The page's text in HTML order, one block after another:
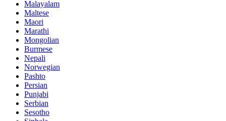
Malayalam
Maltese
Maori
Marathi
Mongolian
Burmese
Nepali
Norwegian
Pashto
Persian
Punjabi
Serbian
Sesotho